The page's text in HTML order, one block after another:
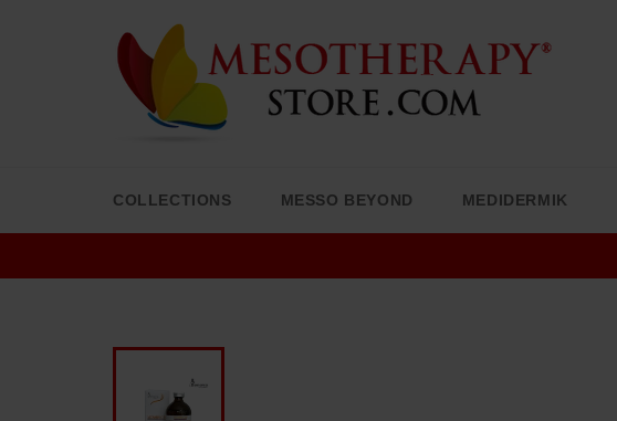
COLLECTIONS MESSO BEYOND MEDIDERMIK